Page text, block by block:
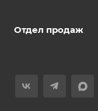
Отдел продаж